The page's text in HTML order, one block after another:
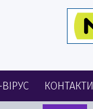
КОНТАКТИ